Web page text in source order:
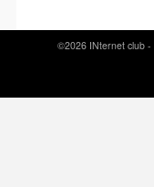
©2026 INternet club